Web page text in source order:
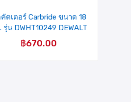
ตเตอร์ Carbride ขนาด 18
รุ่น DWHT10249 DEWALT
฿670.00